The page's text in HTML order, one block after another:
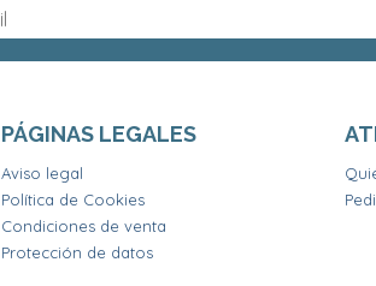
PÁGINAS LEGALES
Aviso legal
Política de Cookies
Condiciones de venta
Protección de datos